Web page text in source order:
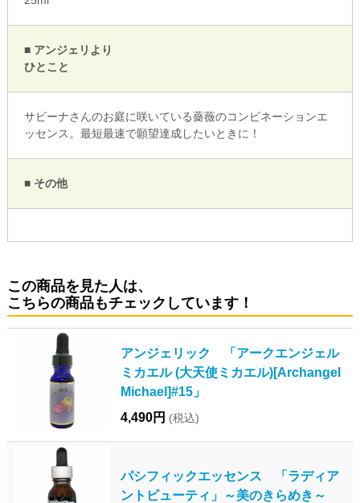
■ アンジェリより
ひとこと
サビーナさんのお庭に咲いている薔薇のコンビネーションエ
ッセンス。最短最速で願望達成したいときに！
■ その他
この商品を見た人は、
こちらの商品もチェックしています！
アンジェリック 「アークエンジェル
ミカエル (大天使ミカエル)[Archangel
Michael]#15」
4,490円 (税込)
パシフィックエッセンス 「ラディア
ントビューティ」～美のきらめき～